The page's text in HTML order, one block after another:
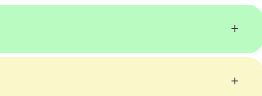
здоров’я Великої Британії